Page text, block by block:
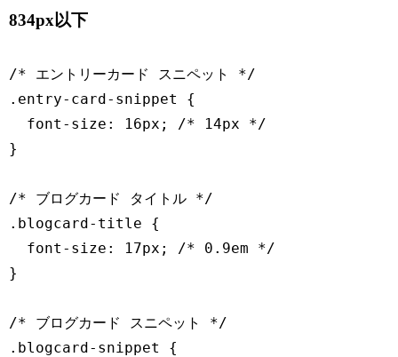
834px以下
/* エントリーカード スニペット */
.entry-card-snippet {
  font-size: 16px; /* 14px */
}
/* ブログカード タイトル */
.blogcard-title {
  font-size: 17px; /* 0.9em */
}
/* ブログカード スニペット */
.blogcard-snippet {